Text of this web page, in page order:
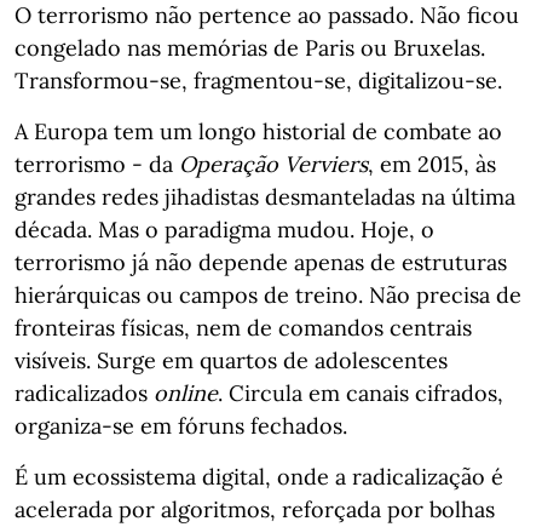
O terrorismo não pertence ao passado. Não ficou
congelado nas memórias de Paris ou Bruxelas.
Transformou-se, fragmentou-se, digitalizou-se.
A Europa tem um longo historial de combate ao
terrorismo - da Operação Verviers, em 2015, às
grandes redes jihadistas desmanteladas na última
década. Mas o paradigma mudou. Hoje, o
terrorismo já não depende apenas de estruturas
hierárquicas ou campos de treino. Não precisa de
fronteiras físicas, nem de comandos centrais
visíveis. Surge em quartos de adolescentes
radicalizados online. Circula em canais cifrados,
organiza-se em fóruns fechados.
É um ecossistema digital, onde a radicalização é
acelerada por algoritmos, reforçada por bolhas